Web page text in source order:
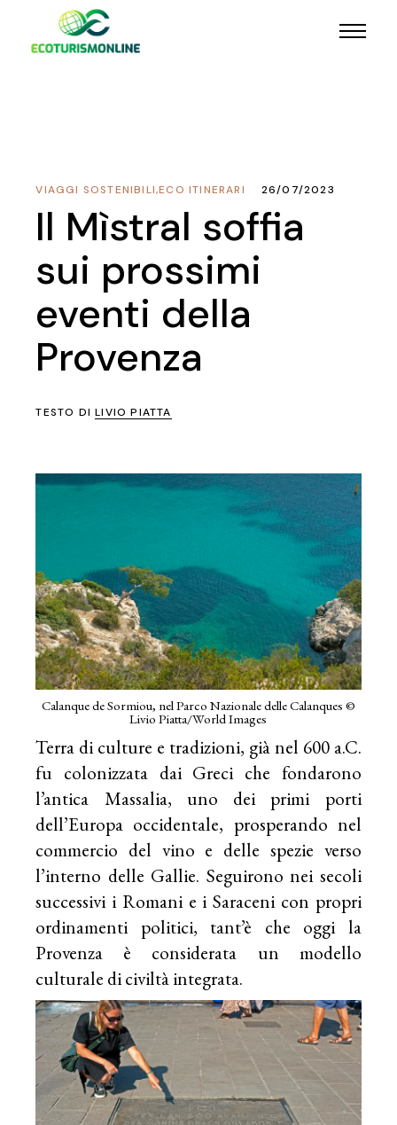
ECO ITINERARI
,
VIAGGI SOSTENIBILI 26/07/2023
Il Mìstral soffia
sui prossimi
eventi della
Provenza
TESTO DILIVIO PIATTA
Calanque de Sormiou, nel Parco Nazionale delle Calanques ©
Livio Piatta/World Images
Terra di culture e tradizioni, già nel 600 a.C.
fu colonizzata dai Greci che fondarono
l’antica Massalia, uno dei primi porti
dell’Europa occidentale, prosperando nel
commercio del vino e delle spezie verso
l’interno delle Gallie. Seguirono nei secoli
successivi i Romani e i Saraceni con propri
ordinamenti politici, tant’è che oggi la
Provenza è considerata un modello
culturale di civiltà integrata.